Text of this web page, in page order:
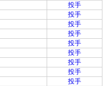
投手
投手
投手
投手
投手
投手
投手
投手
投手